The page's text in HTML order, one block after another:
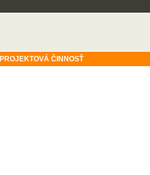
PROJEKTOVÁ ČINNOSŤ